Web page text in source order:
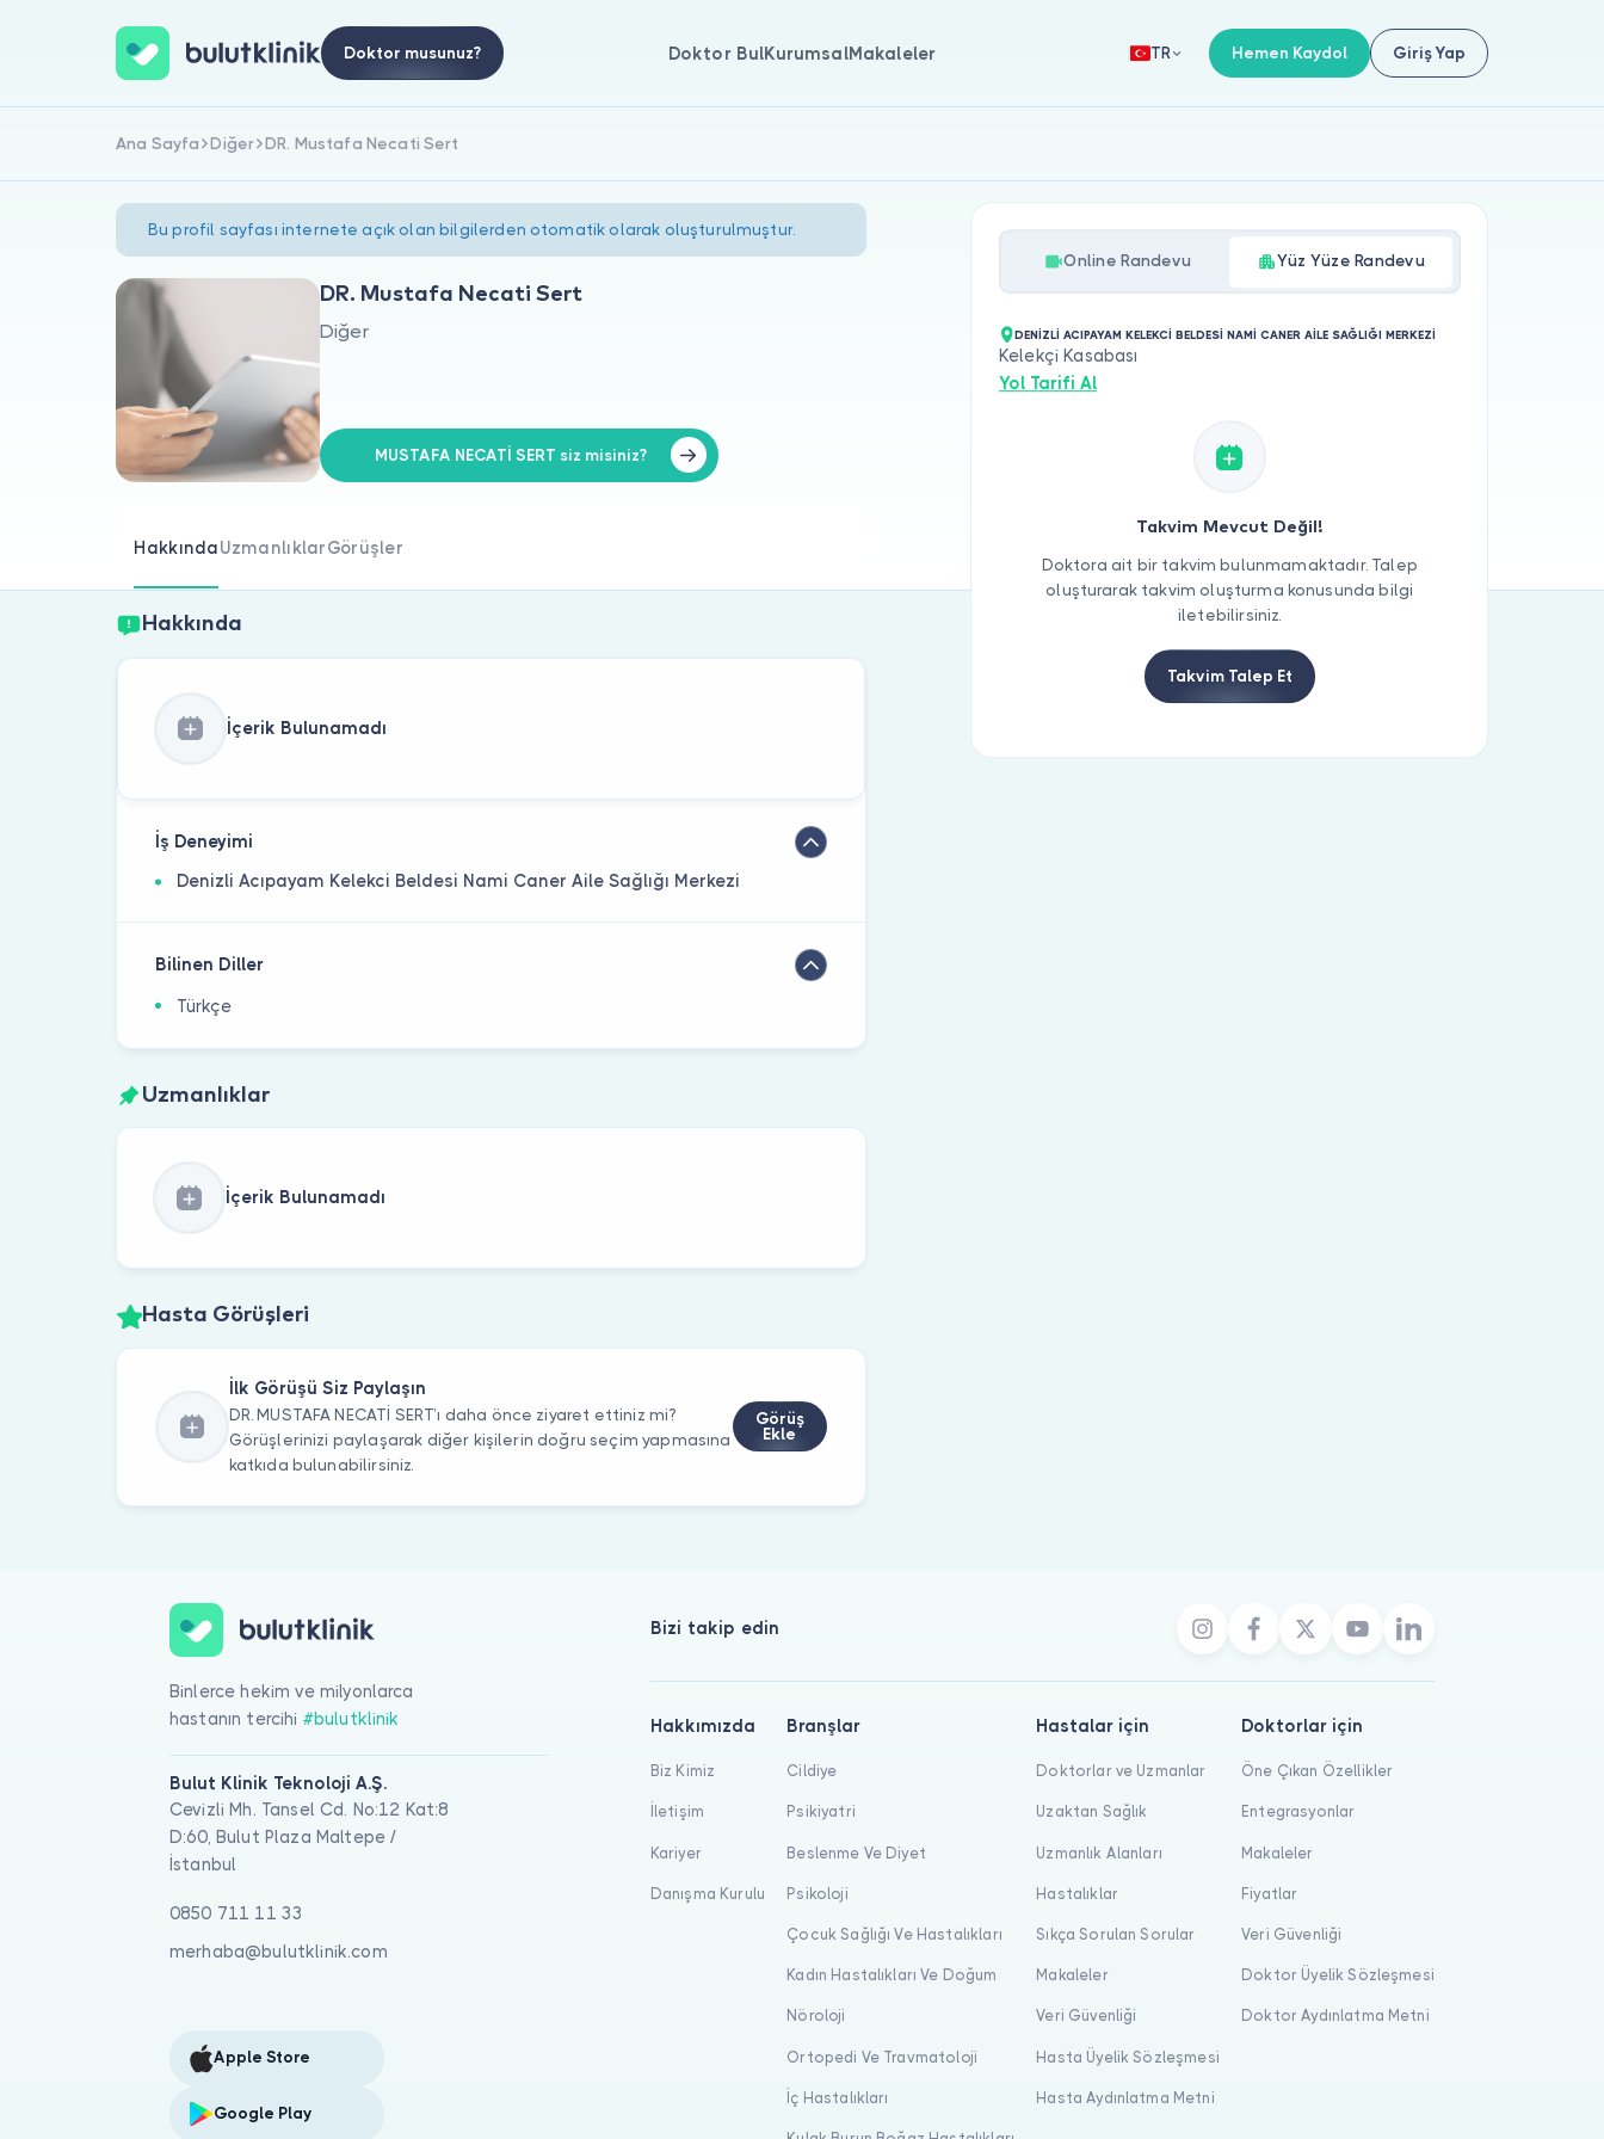
Doktor musunuz? Doktor BulKurumsalMakaleler TR Hemen Kaydol Giriş Yap
Ana Sayfa Diğer DR. Mustafa Necati Sert
Bu profil sayfası internete açık olan bilgilerden otomatik olarak oluşturulmuştur.
DR. Mustafa Necati Sert
Diğer
MUSTAFA NECATİ SERT siz misiniz?
HakkındaUzmanlıklarGörüşler
Hakkında
İçerik Bulunamadı
İş Deneyimi
Denizli Acıpayam Kelekci Beldesi Nami Caner Aile Sağlığı Merkezi
Bilinen Diller
Türkçe
Uzmanlıklar
İçerik Bulunamadı
Hasta Görüşleri
İlk Görüşü Siz Paylaşın
DR. MUSTAFA NECATİ SERT’ı daha önce ziyaret ettiniz mi?
Görüşlerinizi paylaşarak diğer kişilerin doğru seçim yapmasına
katkıda bulunabilirsiniz.
Görüş
Ekle
Online Randevu Yüz Yüze Randevu
DENİZLİ ACIPAYAM KELEKCİ BELDESİ NAMİ CANER AİLE SAĞLIĞI MERKEZİ
Kelekçi Kasabası
Yol Tarifi Al
Takvim Mevcut Değil!
Doktora ait bir takvim bulunmamaktadır. Talep
oluşturarak takvim oluşturma konusunda bilgi
iletebilirsiniz.
Takvim Talep Et
Binlerce hekim ve milyonlarca
hastanın tercihi #bulutklinik
Bulut Klinik Teknoloji A.Ş.
Cevizli Mh. Tansel Cd. No:12 Kat:8
D:60, Bulut Plaza Maltepe /
İstanbul
0850 711 11 33
merhaba@bulutklinik.com
Apple Store
Google Play
Bizi takip edin
Hakkımızda
Biz Kimiz
İletişim
Kariyer
Danışma Kurulu
Branşlar
Cildiye
Psikiyatri
Beslenme Ve Diyet
Psikoloji
Çocuk Sağlığı Ve Hastalıkları
Kadın Hastalıkları Ve Doğum
Nöroloji
Ortopedi Ve Travmatoloji
İç Hastalıkları
Hastalar için
Doktorlar ve Uzmanlar
Uzaktan Sağlık
Uzmanlık Alanları
Hastalıklar
Sıkça Sorulan Sorular
Makaleler
Veri Güvenliği
Hasta Üyelik Sözleşmesi
Hasta Aydınlatma Metni
Doktorlar için
Öne Çıkan Özellikler
Entegrasyonlar
Makaleler
Fiyatlar
Veri Güvenliği
Doktor Üyelik Sözleşmesi
Doktor Aydınlatma Metni